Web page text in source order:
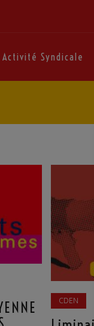
Activité Syndicale
CDEN